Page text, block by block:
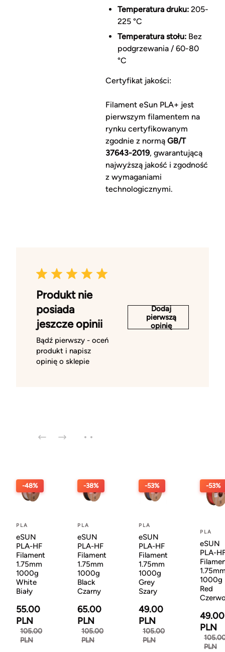
Temperatura druku:205-
225 °C
Temperatura stołu:Bez
podgrzewania / 60-80
°C
Certyfikat jakości:
Filament eSun PLA+ jest
pierwszym filamentem na
rynku certyfikowanym
zgodnie z normą GB/T
37643-2019, gwarantującą
najwyższą jakość i zgodność
z wymaganiami
technologicznymi.
Produkt nie
posiada
jeszcze opinii
Bądź pierwszy - oceń
produkt i napisz
opinię o sklepie
Dodaj
pierwszą
opinię
-48%
PLA
eSUN
PLA-HF
Filament
1.75mm
1000g
White
Biały
55.00
PLN
105.00
PLN
-38%
PLA
eSUN
PLA-HF
Filament
1.75mm
1000g
Black
Czarny
65.00
PLN
105.00
PLN
-53%
PLA
eSUN
PLA-HF
Filament
1.75mm
1000g
Grey
Szary
49.00
PLN
105.00
PLN
-53%
PLA
eSUN
PLA-
1000g
Red
49.00
PLN
PLN